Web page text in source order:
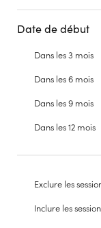
Date de début
Dans les 3 mois
Dans les 6 mois
Dans les 9 mois
Dans les 12 mois
Exclure les
Inclure les